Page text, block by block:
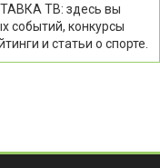
ТВ: здесь вы
событий, конкурсы
и статьи о спорте.